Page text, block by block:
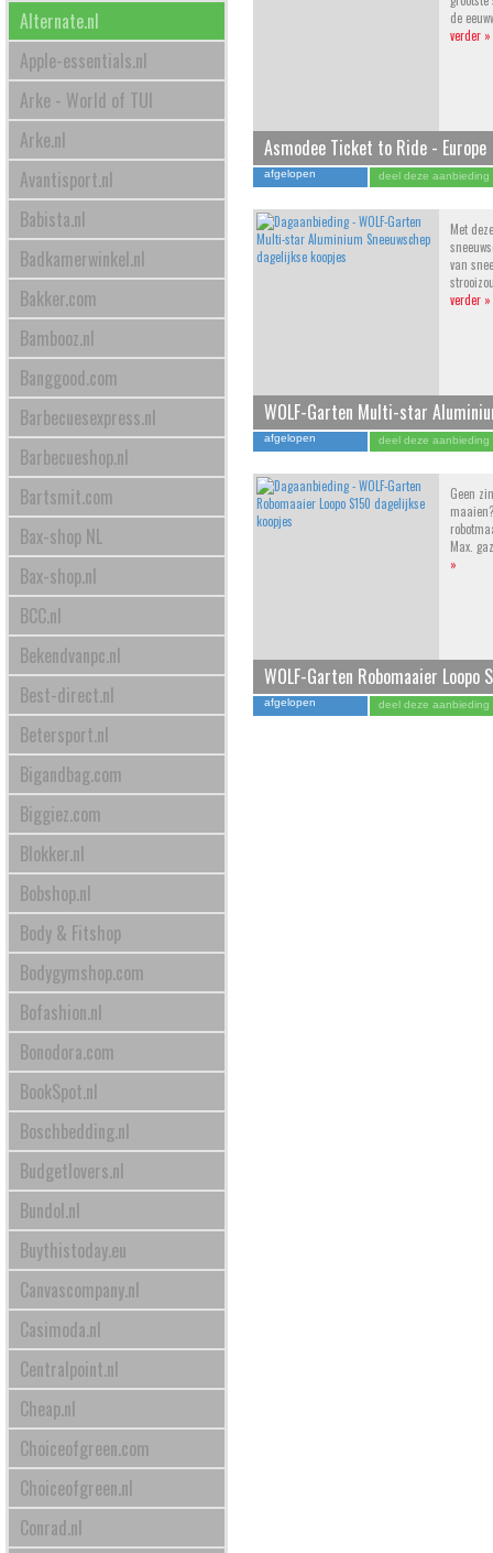
Alternate.nl
Apple-essentials.nl
Arke - World of TUI
Arke.nl
Avantisport.nl
Babista.nl
Badkamerwinkel.nl
Bakker.com
Bambooz.nl
Banggood.com
Barbecuesexpress.nl
Barbecueshop.nl
Bartsmit.com
Bax-shop NL
Bax-shop.nl
BCC.nl
Bekendvanpc.nl
Best-direct.nl
Betersport.nl
Bigandbag.com
Biggiez.com
Blokker.nl
Bobshop.nl
Body & Fitshop
Bodygymshop.com
Bofashion.nl
Bonodora.com
BookSpot.nl
Boschbedding.nl
Budgetlovers.nl
Bundol.nl
Buythistoday.eu
Canvascompany.nl
Casimoda.nl
Centralpoint.nl
Cheap.nl
Choiceofgreen.com
Choiceofgreen.nl
Conrad.nl
de
verder »
Asmodee Ticket to Ride - Europe
afgelopen deel deze aanbieding
Met
van
verder »
WOLF-Garten Multi-star
afgelopen deel deze aanbieding
Geen
Max.
»
WOLF-Garten Robomaaier Loopo
afgelopen deel deze aanbieding